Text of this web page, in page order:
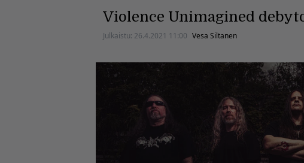
Violence Unimagined
Julkaistu: 26.4.2021 11:00 Vesa Siltanen